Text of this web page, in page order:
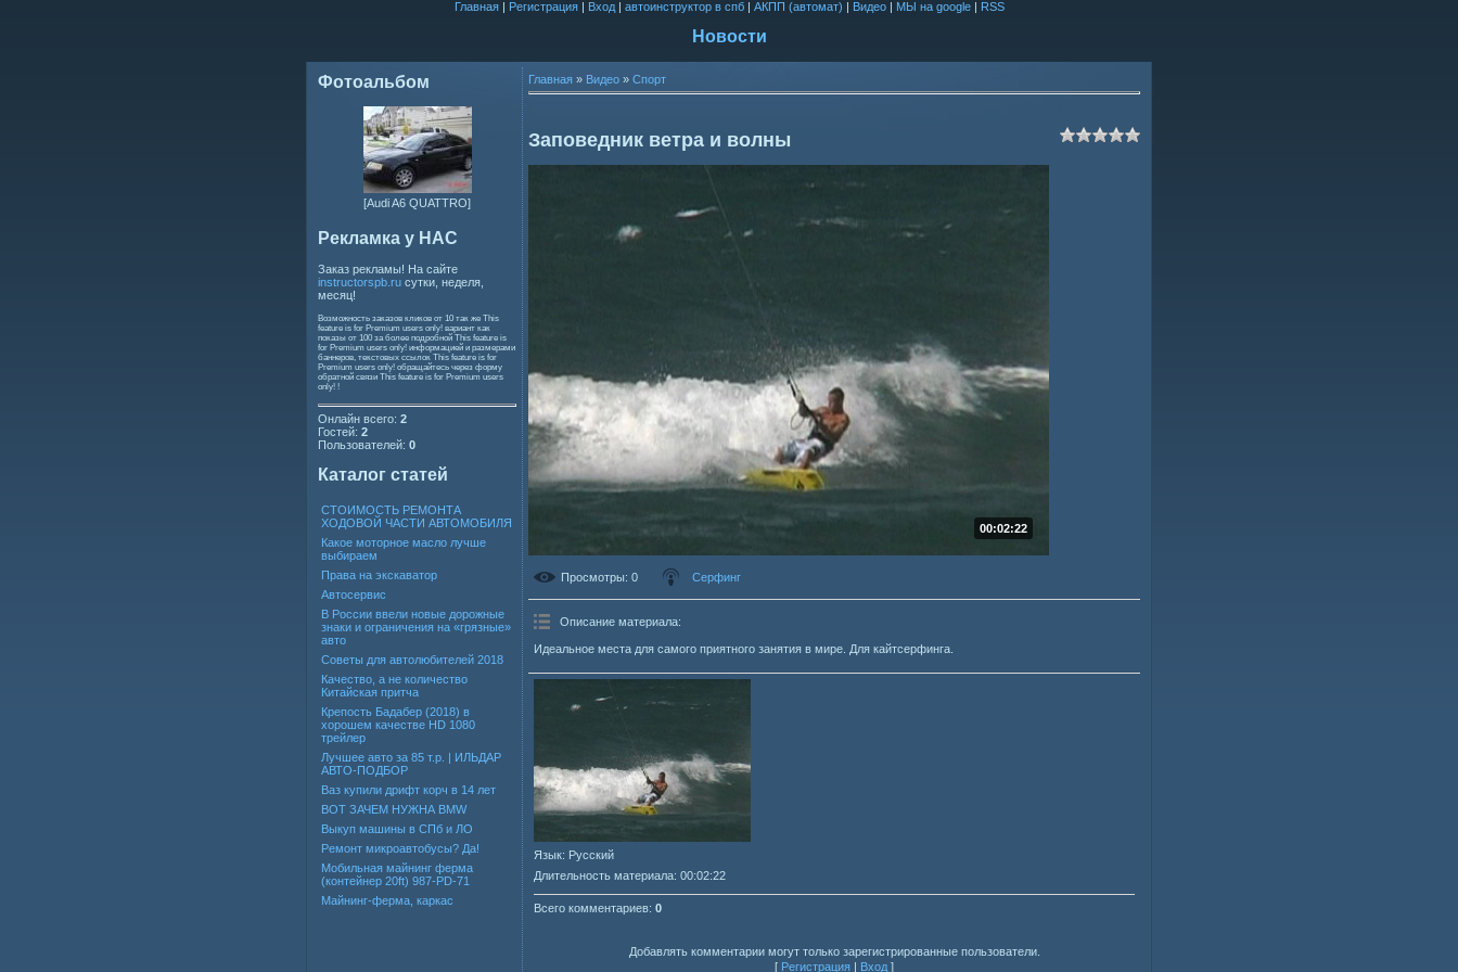
Главная| Регистрация| Вход| автоинструктор в спб| АКПП (автомат) | Видео| МЫ на google| RSS
Новости
Фотоальбом
[Audi A6 QUATTRO]
Рекламка у НАС
Заказ рекламы! На сайте
instructorspb.ru сутки, неделя,
месяц!
Возможность заказов кликов от 10 так же This
feature is for Premium users only! вариант как
показы от 100 за более подробной This feature is
for Premium users only! информацией и размерами
баннеров, текстовых ссылок This feature is for
Premium users only! обращайтесь через форму
обратной связи This feature is for Premium users
only! !
Онлайн всего: 2
Гостей: 2
Пользователей: 0
Каталог статей
СТОИМОСТЬ РЕМОНТА
ХОДОВОЙ ЧАСТИ АВТОМОБИЛЯ
Какое моторное масло лучше
выбираем
Права на экскаватор
Автосервис
В России ввели новые дорожные
знаки и ограничения на «грязные»
авто
Советы для автолюбителей 2018
Качество, а не количество
Китайская притча
Крепость Бадабер (2018) в
хорошем качестве HD 1080
трейлер
Лучшее авто за 85 т.р. | ИЛЬДАР
АВТО-ПОДБОР
Ваз купили дрифт корч в 14 лет
ВОТ ЗАЧЕМ НУЖНА BMW
Выкуп машины в СПб и ЛО
Ремонт микроавтобусы? Да!
Мобильная майнинг ферма
(контейнер 20ft) 987-PD-71
Майнинг-ферма, каркас
Главная » Видео » Спорт
Заповедник ветра и волны
00:02:22
Просмотры: 0 Серфинг
Описание материала:
Идеальное места для самого приятного занятия в мире. Для кайтсерфинга.
Язык: Русский
Длительность материала: 00:02:22
Всего комментариев: 0
Добавлять комментарии могут только зарегистрированные пользователи.
[ Регистрация | Вход ]